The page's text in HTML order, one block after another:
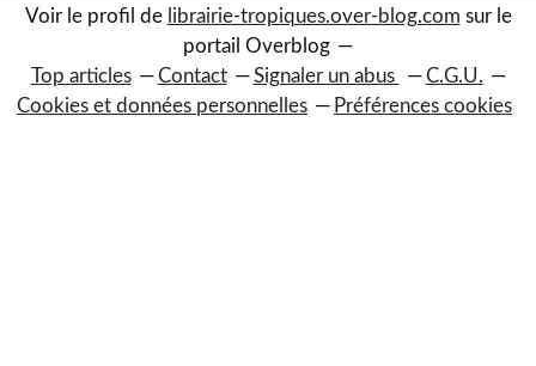
Voir le profil de librairie-tropiques.over-blog.com sur le
portail Overblog
Top articles
Contact Signaler un abus
C.G.U.
Cookies et données personnelles
Préférences cookies